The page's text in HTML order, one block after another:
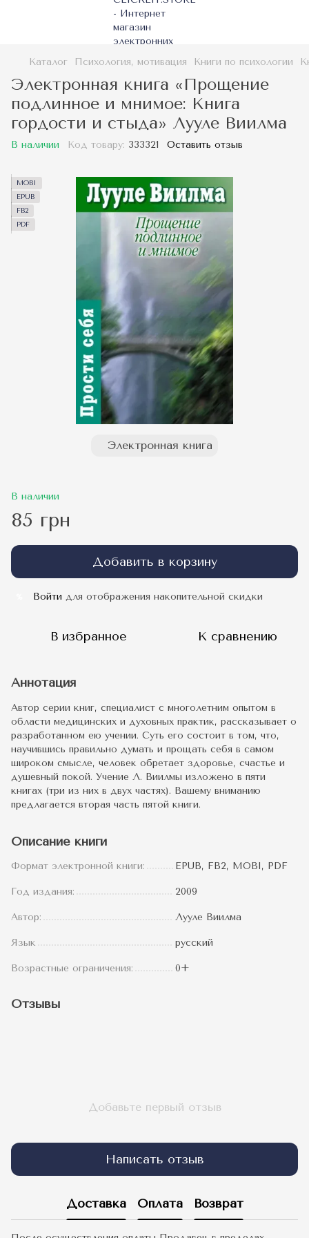
Каталог Психология, мотивация Книги по психологии
Электронная книга «Прощение
подлинное и мнимое: Книга
гордости и стыда» Лууле Виилма
В наличии Код товару: 333321 Оставить отзыв
MOBI
EPUB
FB2
PDF
Электронная книга
В наличии
85 грн
Добавить в корзину
Войти для отображения накопительной скидки
В избранное К сравнению
Аннотация
Автор серии книг, специалист с многолетним опытом в
области медицинских и духовных практик, рассказывает о
разработанном ею учении. Суть его состоит в том, что,
научившись правильно думать и прощать себя в самом
широком смысле, человек обретает здоровье, счастье и
душевный покой. Учение Л. Виилмы изложено в пяти
книгах (три из них в двух частях). Вашему вниманию
предлагается вторая часть пятой книги.
Описание книги
Формат электронной книги: EPUB, FB2, MOBI, PDF
Год издания: 2009
Автор: Лууле Виилма
Язык русский
Возрастные ограничения: 0+
Отзывы
Добавьте первый отзыв
Написать отзыв
Доставка Оплата Возврат